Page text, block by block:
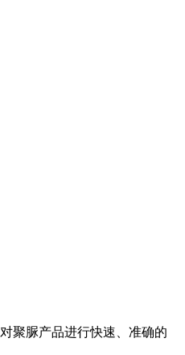
聚脲产品进行快速、准确的